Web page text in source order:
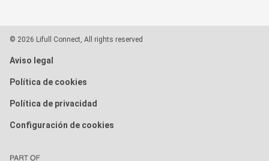
© 2026 Lifull Connect, All rights reserved
Aviso legal
Política de cookies
Política de privacidad
Configuración de cookies